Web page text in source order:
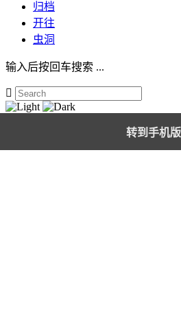
归档
开往
虫洞
输入后按回车搜索 ...

转到手机版